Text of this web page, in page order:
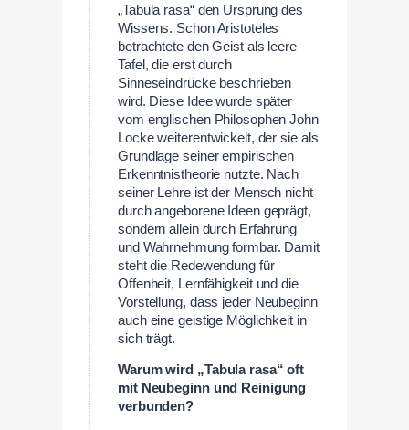
„Tabula rasa“ den Ursprung des
Wissens. Schon Aristoteles
betrachtete den Geist als leere
Tafel, die erst durch
Sinneseindrücke beschrieben
wird. Diese Idee wurde später
vom englischen Philosophen John
Locke weiterentwickelt, der sie als
Grundlage seiner empirischen
Erkenntnistheorie nutzte. Nach
seiner Lehre ist der Mensch nicht
durch angeborene Ideen geprägt,
sondern allein durch Erfahrung
und Wahrnehmung formbar. Damit
steht die Redewendung für
Offenheit, Lernfähigkeit und die
Vorstellung, dass jeder Neubeginn
auch eine geistige Möglichkeit in
sich trägt.
Warum wird „Tabula rasa“ oft
mit Neubeginn und Reinigung
verbunden?